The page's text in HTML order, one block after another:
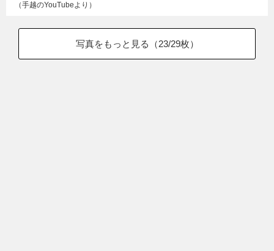
（手越のYouTubeより）
写真をもっと見る（23/29枚）